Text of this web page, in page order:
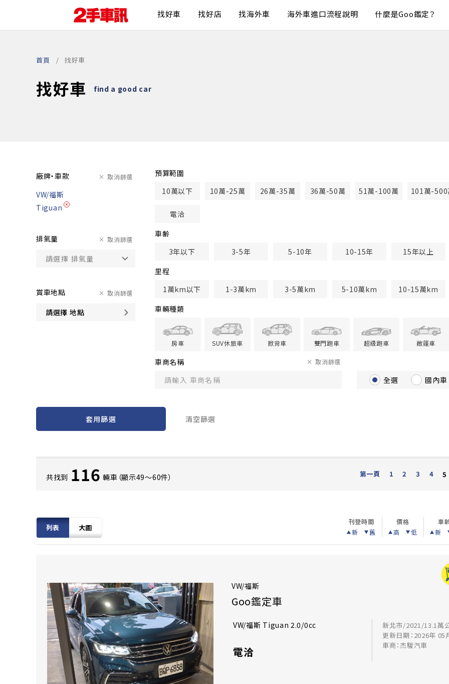
找好車 找好店 找海外車 海外車進口流程說明 什麼是Goo鑑定？
首頁 找好車
找好車 find a good car
廠牌・車款 取消篩選
VW/福斯
Tiguan
排氣量 取消篩選
賞車地點
請選擇 地點
取消篩選
預算範圍
10萬以下
10萬-25萬 26萬-35萬 36萬-50萬 51萬-100萬 101萬-500
電洽
車齢
3年以下
3-5年 5-10年 10-15年
15年以上
里程
1萬km以下
1-3萬km 3-5萬km 5-10萬km
10-15萬km
車輛種類
房車 SUV休旅車 掀背車 雙門跑車 超級跑車 敞篷車
車商名稱 取消篩選
全選 國內車
套用篩選 清空篩選
共找到 116 輛車（顯示49〜60件） 第一頁 1 2 3 4 5
列表 大圖
刊登時間
新
舊
價格
高
低
車
新
VW/福斯
Goo鑑定車
VW/福斯 Tiguan 2.0/0cc
電洽
新北市/2021/13.1萬
更新日期：2026年 05
車商：杰駿汽車